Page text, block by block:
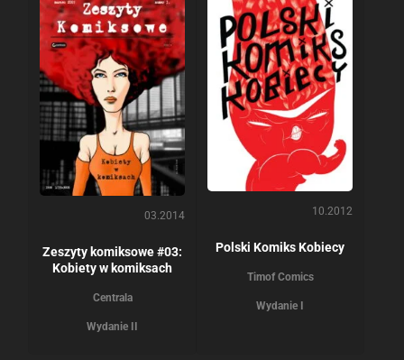
03.2014
Zeszyty komiksowe #03:
Kobiety w komiksach
Centrala
Wydanie II
10.2012
Polski Komiks Kobiecy
Timof Comics
Wydanie I